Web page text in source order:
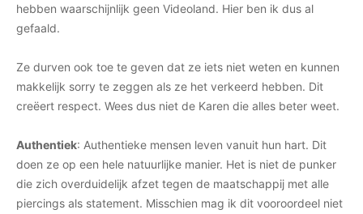
hebben waarschijnlijk geen Videoland. Hier ben ik dus al
gefaald.
Ze durven ook toe te geven dat ze iets niet weten en kunnen
makkelijk sorry te zeggen als ze het verkeerd hebben. Dit
creëert respect. Wees dus niet de Karen die alles beter weet.
Authentiek: Authentieke mensen leven vanuit hun hart. Dit
doen ze op een hele natuurlijke manier. Het is niet de punker
die zich overduidelijk afzet tegen de maatschappij met alle
piercings als statement. Misschien mag ik dit vooroordeel niet